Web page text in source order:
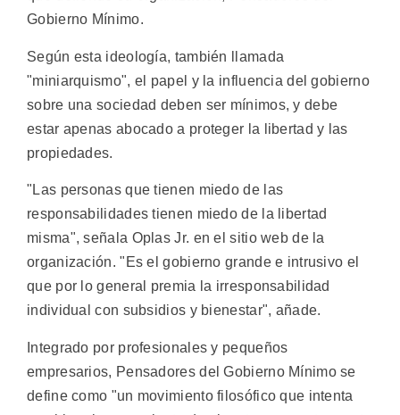
Gobierno Mínimo.
Según esta ideología, también llamada
"miniarquismo", el papel y la influencia del gobierno
sobre una sociedad deben ser mínimos, y debe
estar apenas abocado a proteger la libertad y las
propiedades.
"Las personas que tienen miedo de las
responsabilidades tienen miedo de la libertad
misma", señala Oplas Jr. en el sitio web de la
organización. "Es el gobierno grande e intrusivo el
que por lo general premia la irresponsabilidad
individual con subsidios y bienestar", añade.
Integrado por profesionales y pequeños
empresarios, Pensadores del Gobierno Mínimo se
define como "un movimiento filosófico que intenta